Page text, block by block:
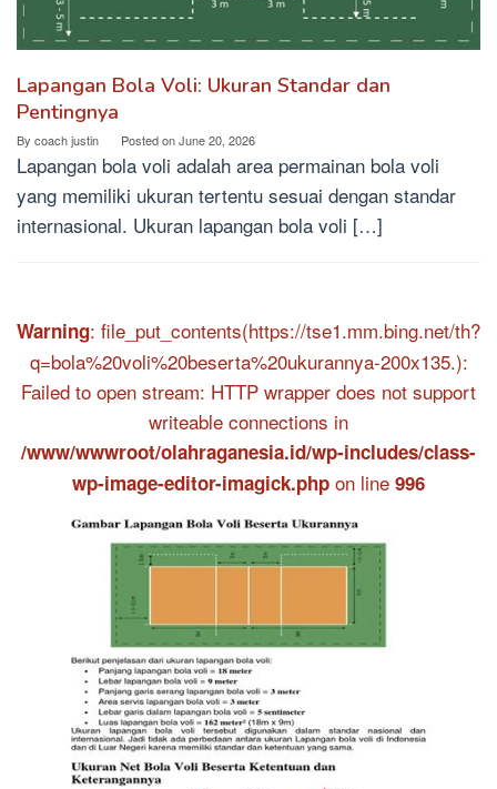
Lapangan Bola Voli: Ukuran Standar dan
Pentingnya
By coach justin Posted onJune 20, 2026
Lapangan bola voli adalah area permainan bola voli
yang memiliki ukuran tertentu sesuai dengan standar
internasional. Ukuran lapangan bola voli […]
Warning: file_put_contents(https://tse1.mm.bing.net/th?
q=bola%20voli%20beserta%20ukurannya-200x135.):
Failed to open stream: HTTP wrapper does not support
writeable connections in
/www/wwwroot/olahraganesia.id/wp-includes/class-
wp-image-editor-imagick.php on line 996